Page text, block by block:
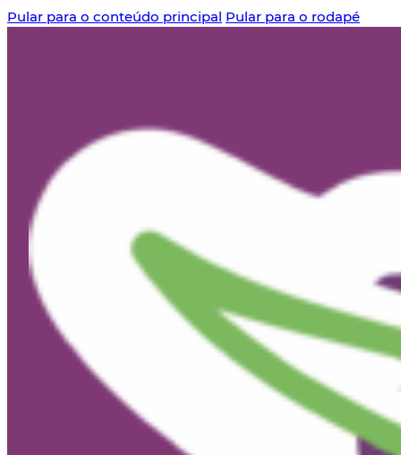
Pular para o conteúdo principal Pular para o rodapé